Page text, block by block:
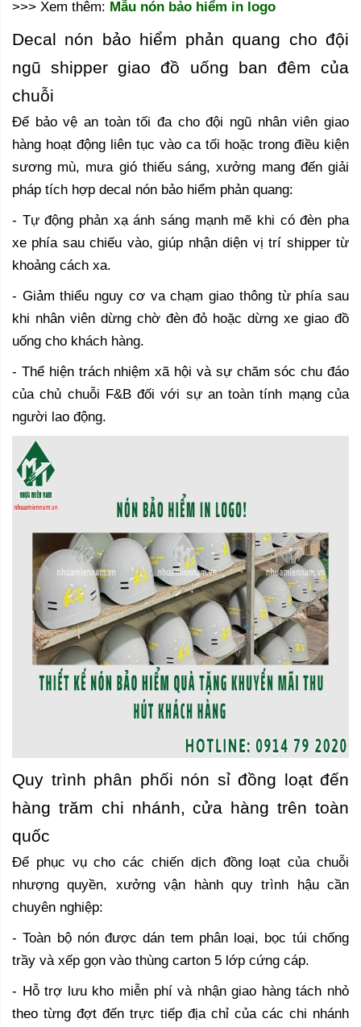
>>> Xem thêm: Mẫu nón bảo hiểm in logo
Decal nón bảo hiểm phản quang cho đội
ngũ shipper giao đồ uống ban đêm của
chuỗi
Để bảo vệ an toàn tối đa cho đội ngũ nhân viên giao
hàng hoạt động liên tục vào ca tối hoặc trong điều kiện
sương mù, mưa gió thiếu sáng, xưởng mang đến giải
pháp tích hợp decal nón bảo hiểm phản quang:
- Tự động phản xạ ánh sáng mạnh mẽ khi có đèn pha
xe phía sau chiếu vào, giúp nhận diện vị trí shipper từ
khoảng cách xa.
- Giảm thiểu nguy cơ va chạm giao thông từ phía sau
khi nhân viên dừng chờ đèn đỏ hoặc dừng xe giao đồ
uống cho khách hàng.
- Thể hiện trách nhiệm xã hội và sự chăm sóc chu đáo
của chủ chuỗi F&B đối với sự an toàn tính mạng của
người lao động.
Quy trình phân phối nón sỉ đồng loạt đến
hàng trăm chi nhánh, cửa hàng trên toàn
quốc
Để phục vụ cho các chiến dịch đồng loạt của chuỗi
nhượng quyền, xưởng vận hành quy trình hậu cần
chuyên nghiệp:
- Toàn bộ nón được dán tem phân loại, bọc túi chống
trầy và xếp gọn vào thùng carton 5 lớp cứng cáp.
- Hỗ trợ lưu kho miễn phí và nhận giao hàng tách nhỏ
theo từng đợt đến trực tiếp địa chỉ của các chi nhánh